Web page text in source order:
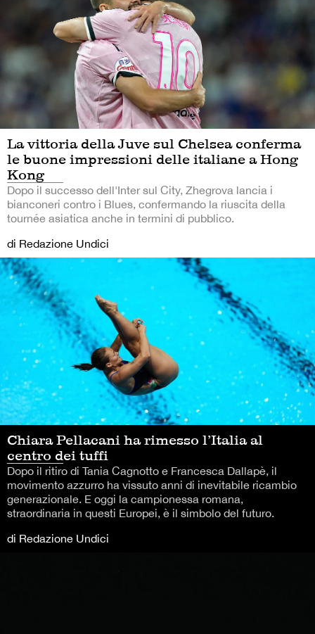
La vittoria della Juve sul Chelsea conferma
le buone impressioni delle italiane a Hong
Kong
Dopo il successo dell'Inter sul City, Zhegrova lancia i
bianconeri contro i Blues, confermando la riuscita della
tournée asiatica anche in termini di pubblico.
di Redazione Undici
Chiara Pellacani ha rimesso l’Italia al
centro dei tuffi
Dopo il ritiro di Tania Cagnotto e Francesca Dallapè, il
movimento azzurro ha vissuto anni di inevitabile ricambio
generazionale. E oggi la campionessa romana,
straordinaria in questi Europei, è il simbolo del futuro.
di Redazione Undici